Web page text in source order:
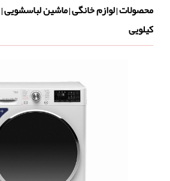
محصولات|لوازم خانگی|ماشین لباسشویی|
کیلویی